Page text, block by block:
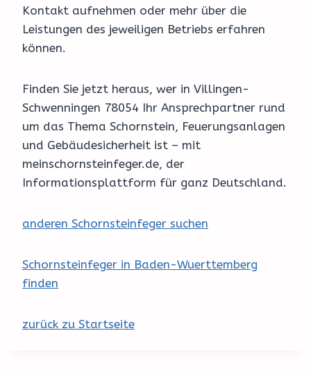
Kontakt aufnehmen oder mehr über die
Leistungen des jeweiligen Betriebs erfahren
können.
Finden Sie jetzt heraus, wer in Villingen-
Schwenningen 78054 Ihr Ansprechpartner rund
um das Thema Schornstein, Feuerungsanlagen
und Gebäudesicherheit ist – mit
meinschornsteinfeger.de, der
Informationsplattform für ganz Deutschland.
anderen Schornsteinfeger suchen
Schornsteinfeger in Baden-Wuerttemberg
finden
zurück zu Startseite